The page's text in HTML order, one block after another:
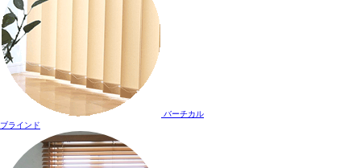
バーチカル
ブラインド